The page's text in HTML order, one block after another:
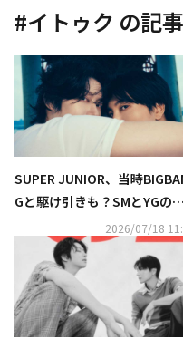
#イトゥク の記事
SUPER JUNIOR、当時
Gと駆け引きも？SMとYGの勢
力争いを語る「すべて敵だっ
た」（動画あり）
2026/07/18